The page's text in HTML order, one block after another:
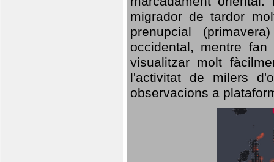
migrador de tardor
prenupcial
occidental, mentre
visualitzar molt
l'activitat de milers
observacions a